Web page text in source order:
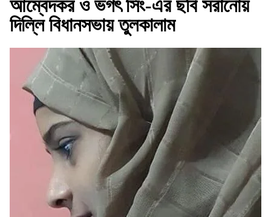
আম্বেদকর ও ভগৎ সিং-এর ছবি সরানোয়
দিল্লি বিধানসভায় তুলকালাম